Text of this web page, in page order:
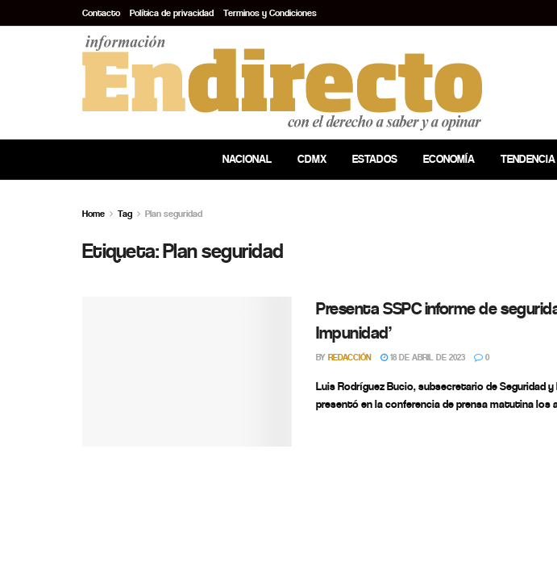
Contacto Política de privacidad Terminos y Condiciones
NACIONAL CDMX ESTADOS ECONOMÍA TENDENCIA
Home Tag Plan seguridad
Etiqueta:Plan seguridad
Presenta SSPC informe de
Impunidad’
BY REDACCIÓN 18 DE ABRIL DE 2023 0
Luis Rodríguez Bucio, subsecretario de Seguridad
presentó en la conferencia de prensa matutina los